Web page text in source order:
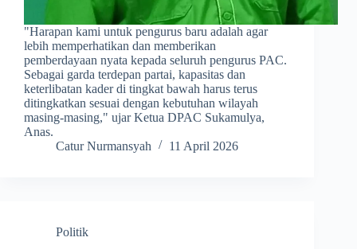
​"Harapan kami untuk pengurus baru adalah agar
lebih memperhatikan dan memberikan
pemberdayaan nyata kepada seluruh pengurus PAC.
Sebagai garda terdepan partai, kapasitas dan
keterlibatan kader di tingkat bawah harus terus
ditingkatkan sesuai dengan kebutuhan wilayah
masing-masing," ujar Ketua DPAC Sukamulya,
Anas.
Catur Nurmansyah
11 April 2026
Politik